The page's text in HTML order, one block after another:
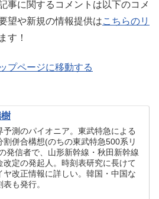
事に関するコメントは以下のコメ
望や新規の情報提供はこちらのリ
す！
プページに移動する
予測のパイオニア。東武特急による
割併合構想(のちの東武特急500系リ
発信者で、山形新幹線・秋田新幹線
改定の発起人。時刻表研究に長けて
ヤ改正情報に詳しい。韓国・中国な
表も発行。